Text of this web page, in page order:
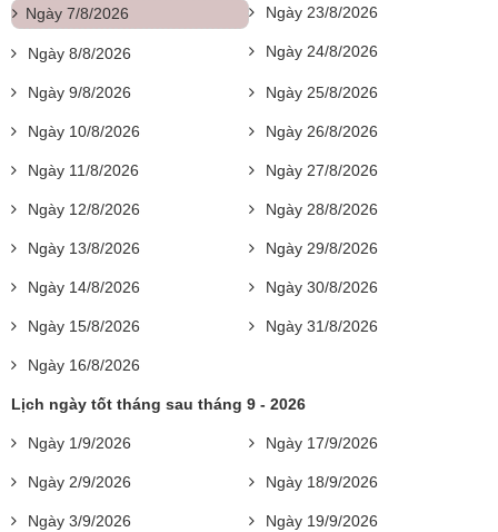
Ngày 7/8/2026
Ngày 8/8/2026
Ngày 9/8/2026
Ngày 10/8/2026
Ngày 11/8/2026
Ngày 12/8/2026
Ngày 13/8/2026
Ngày 14/8/2026
Ngày 15/8/2026
Ngày 16/8/2026
Ngày 23/8/2026
Ngày 24/8/2026
Ngày 25/8/2026
Ngày 26/8/2026
Ngày 27/8/2026
Ngày 28/8/2026
Ngày 29/8/2026
Ngày 30/8/2026
Ngày 31/8/2026
Lịch ngày tốt tháng sau tháng 9 - 2026
Ngày 1/9/2026
Ngày 2/9/2026
Ngày 3/9/2026
Ngày 17/9/2026
Ngày 18/9/2026
Ngày 19/9/2026